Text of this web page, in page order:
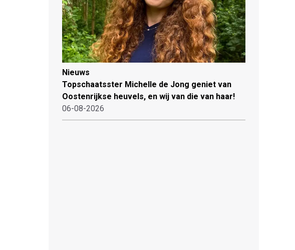
Nieuws
Topschaatsster Michelle de Jong geniet van
Oostenrijkse heuvels, en wij van die van haar!
06-08-2026